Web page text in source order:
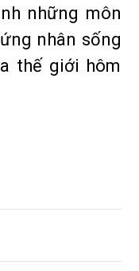
những môn
nhân sống
thế giới hôm